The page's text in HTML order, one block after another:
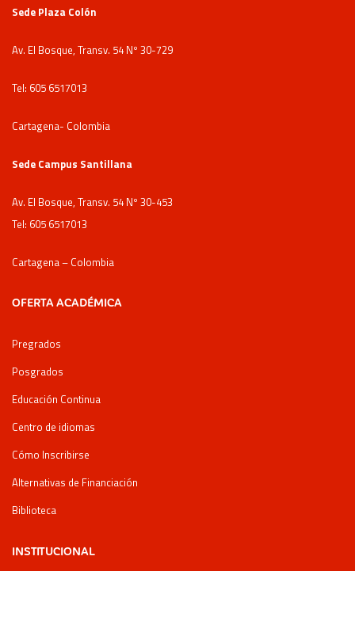
Sede Plaza Colón
Av. El Bosque, Transv. 54 Nº 30-729
Tel: 605 6517013
Cartagena- Colombia
Sede Campus Santillana
Av. El Bosque, Transv. 54 Nº 30-453
Tel: 605 6517013
Cartagena – Colombia
OFERTA ACADÉMICA
Pregrados
Posgrados
Educación Continua
Centro de idiomas
Cómo Inscribirse
Alternativas de Financiación
Biblioteca
INSTITUCIONAL